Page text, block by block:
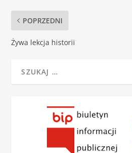
POPRZEDNI
Żywa lekcja historii